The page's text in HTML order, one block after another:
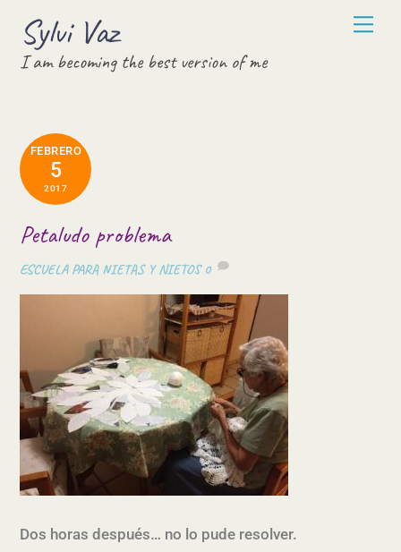
content
Sylvi Vaz
I am becoming the best version of me
FEBRERO
5
2017
Petaludo problema
ESCUELA PARA NIETAS Y NIETOS 0
Dos horas después… no lo pude resolver.